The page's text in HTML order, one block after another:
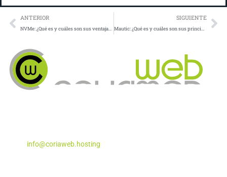
Prev
ANTERIOR
NVMe: ¿Qué es y cuáles son sus ventajas y desventajas?
SIGUIENTE
Mautic: ¿Qué es y cuáles son sus principales funcionalidades?
info@coriaweb.hosting